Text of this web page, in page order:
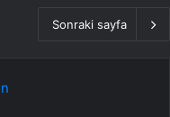
Sonraki sayfa